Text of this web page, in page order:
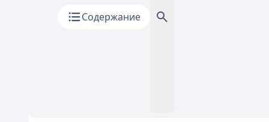
Содержание